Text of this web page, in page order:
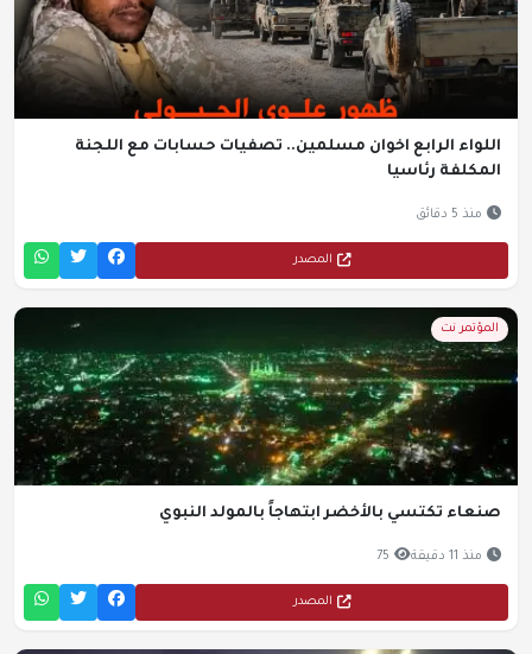
اللواء الرابع اخوان مسلمين.. تصفيات حسابات مع اللجنة
المكلفة رئاسيا
منذ 5 دقائق
المصدر
المؤتمر نت
صنعاء تكتسي بالأخضر ابتهاجاً بالمولد النبوي
منذ 11 دقيقة 75
المصدر